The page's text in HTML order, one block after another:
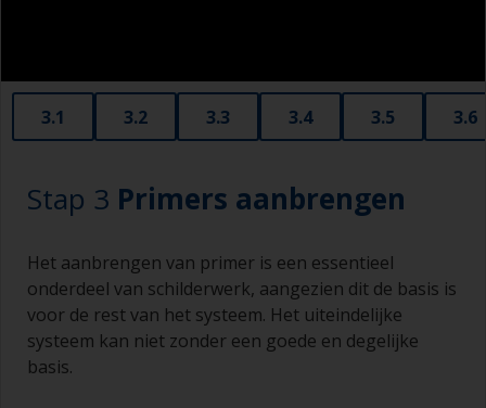
3.1 3.2 3.3 3.4 3.5 3.6
Stap 3 Primers aanbrengen
Het aanbrengen van primer is een essentieel
onderdeel van schilderwerk, aangezien dit de basis is
voor de rest van het systeem. Het uiteindelijke
systeem kan niet zonder een goede en degelijke
basis.